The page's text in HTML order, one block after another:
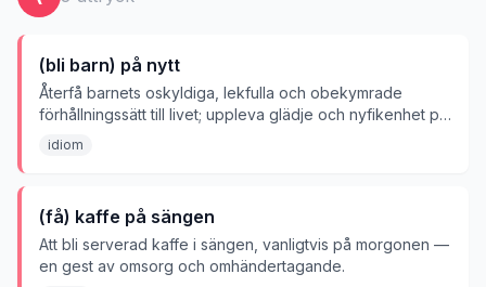
(bli barn) på nytt
Återfå barnets oskyldiga, lekfulla och obekymrade
förhållningssätt till livet; uppleva glädje och nyfikenhet på
nytt.
idiom
(få) kaffe på sängen
Att bli serverad kaffe i sängen, vanligtvis på morgonen —
en gest av omsorg och omhändertagande.